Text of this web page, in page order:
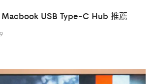
USB Type-C Hub 推薦